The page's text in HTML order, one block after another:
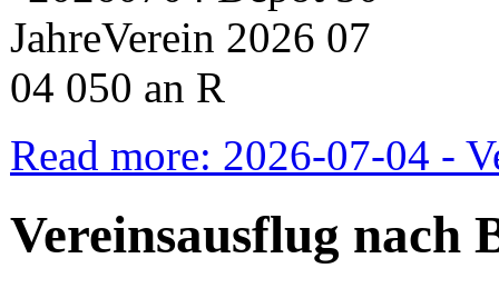
Read more: 2026-07-04 -
Vereinsausflug nach